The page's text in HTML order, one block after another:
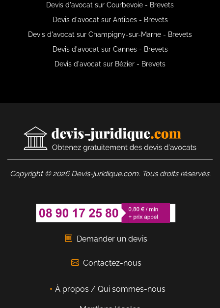
Devis d'avocat sur Courbevoie - Brevets
Devis d'avocat sur Antibes - Brevets
Devis d'avocat sur Champigny-sur-Marne - Brevets
Devis d'avocat sur Cannes - Brevets
Devis d'avocat sur Bézier - Brevets
Copyright © 2026 Devis-juridique.com. Tous droits réservés.
Demander un devis
Contactez-nous
À propos / Qui sommes-nous